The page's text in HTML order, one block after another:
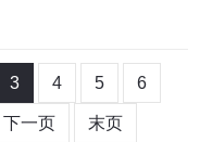
3 4 5 6
下一页 末页